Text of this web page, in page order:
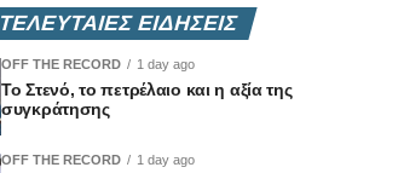
ΤΕΛΕΥΤΑΙΕΣ ΕΙΔΗΣΕΙΣ
OFF THE RECORD 1 day ago
Το Στενό, το πετρέλαιο και η αξία της
συγκράτησης
OFF THE RECORD 1 day ago